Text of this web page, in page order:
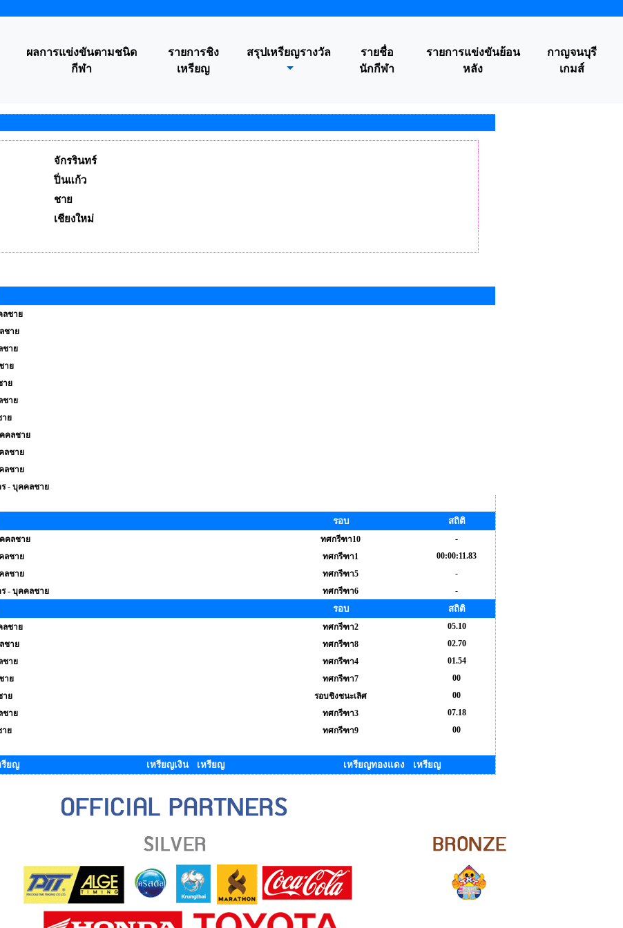
ผลการแข่งขันตามชนิด
กีฬา
รายการชิง
เหรียญ
สรุปเหรียญรางวัล
รายชื่อ
นักกีฬา
รายการแข่งขันย้อน
หลัง
กาญจนบุรี
เกมส์
จักรรินทร์
ปิ่นแก้ว
ชาย
เชียงใหม่
ลชาย
ชาย
ชาย
าย
าย
ชาย
าย
คคลชาย
ลชาย
ลชาย
ร - บุคคลชาย
รอบ สถิติ
คคลชาย ทศกรีฑา10
-
ลชาย ทศกรีฑา1
00:00:11.83
ลชาย ทศกรีฑา5
-
ร - บุคคลชาย ทศกรีฑา6 -
รอบ สถิติ
ลชาย ทศกรีฑา2
05.10
ชาย ทศกรีฑา8
02.70
ชาย ทศกรีฑา4
01.54
าย ทศกรีฑา7
00
าย รอบชิงชนะเลิศ
00
ชาย ทศกรีฑา3
07.18
าย ทศกรีฑา9 00
ยญ เหรียญเงิน เหรียญ เหรียญทองแดง เหรียญ